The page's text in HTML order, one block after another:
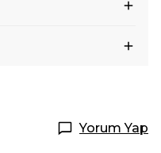
Yorum Yap